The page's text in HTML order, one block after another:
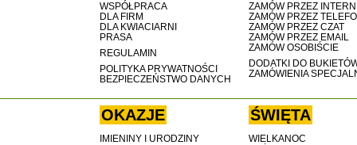
WSPÓŁPRACA
DLA FIRM
DLA KWIACIARNI
PRASA
REGULAMIN
POLITYKA PRYWATNOŚCI
BEZPIECZEŃSTWO DANYCH
ZAMÓW PRZEZ
ZAMÓW PRZEZ
ZAMÓW PRZEZ CZAT
ZAMÓW PRZEZ EMAIL
ZAMÓW OSOBIŚCIE
DODATKI DO
ZAMÓWIENIA
OKAZJE
IMIENINY I URODZINY
ŚWIĘTA
WIELKANOC